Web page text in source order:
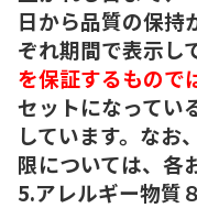
日から品質の保持
ぞれ期間で表示し
を保証するもので
セットになってい
しています。なお
限については、各
5.アレルギー物質